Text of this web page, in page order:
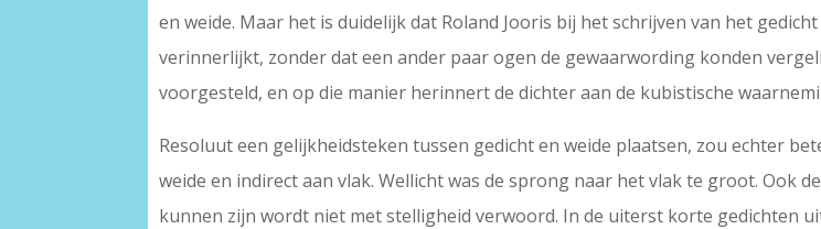
en weide. Maar het is duidelijk dat Roland Jooris bij het schrijven van het
verinnerlijkt, zonder dat een ander paar ogen de gewaarwording konden
voorgesteld, en op die manier herinnert de dichter aan de kubistische
Resoluut een gelijkheidsteken tussen gedicht en weide plaatsen, zou echter
weide en indirect aan vlak. Wellicht was de sprong naar het vlak te groot. Ook
kunnen zijn wordt niet met stelligheid verwoord. In de uiterst korte gedichten